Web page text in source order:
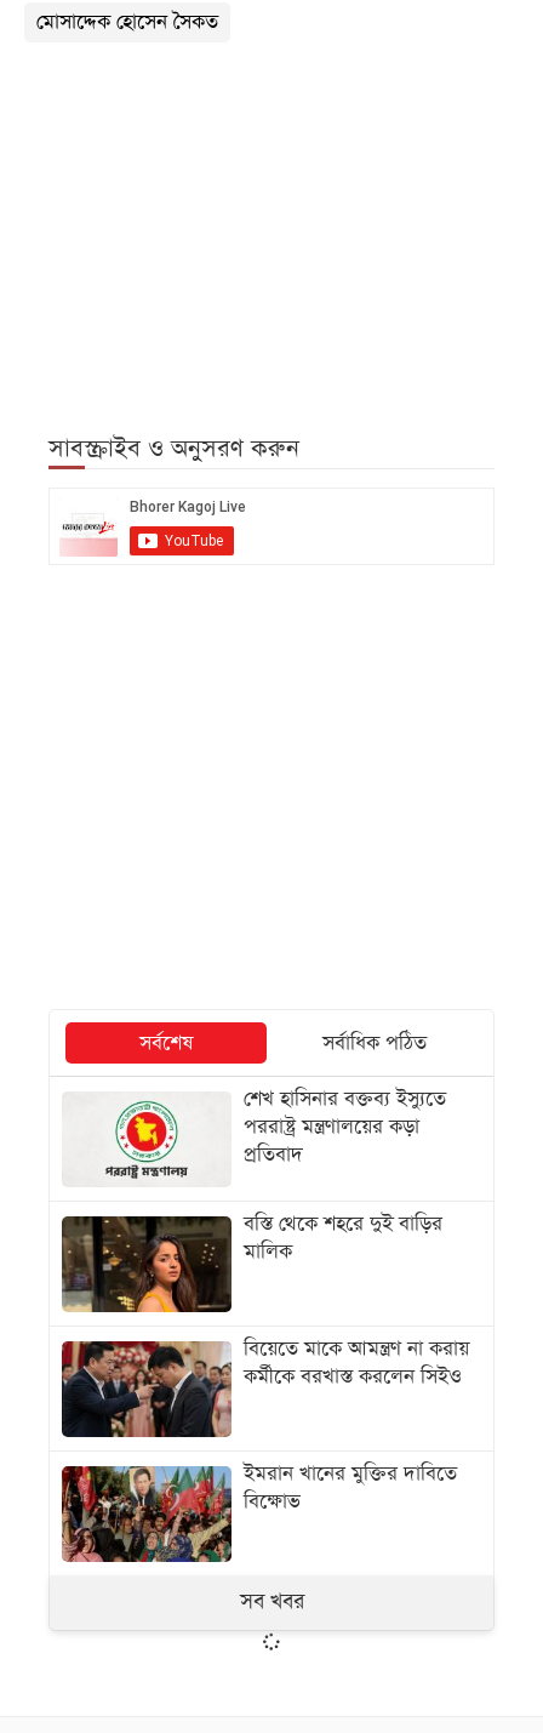
মোসাদ্দেক হোসেন সৈকত
সাবস্ক্রাইব ও অনুসরণ করুন
সর্বশেষ
সর্বাধিক পঠিত
শেখ হাসিনার বক্তব্য ইস্যুতে
পররাষ্ট্র মন্ত্রণালয়ের কড়া
প্রতিবাদ
বস্তি থেকে শহরে দুই বাড়ির
মালিক
বিয়েতে মাকে আমন্ত্রণ না করায়
কর্মীকে বরখাস্ত করলেন সিইও
ইমরান খানের মুক্তির দাবিতে
বিক্ষোভ
সব খবর